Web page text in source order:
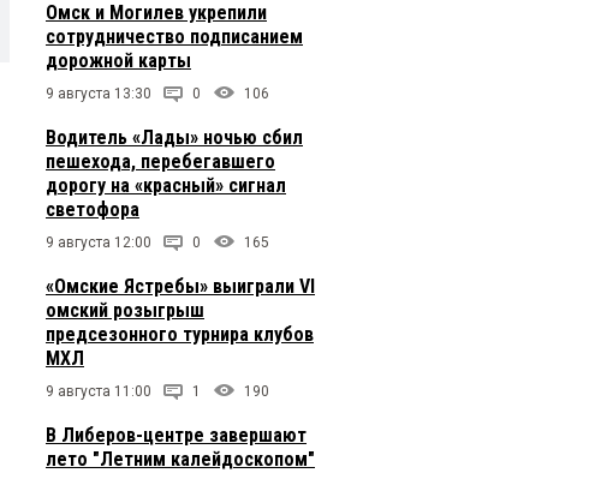
Омск и Могилев укрепили
сотрудничество подписанием
дорожной карты
9 августа 13:30 0 106
Водитель «Лады» ночью сбил
пешехода, перебегавшего
дорогу на «красный» сигнал
светофора
9 августа 12:00 0 165
«Омские Ястребы» выиграли VI
омский розыгрыш
предсезонного турнира клубов
МХЛ
9 августа 11:00 1 190
В Либеров-центре завершают
лето "Летним калейдоскопом"